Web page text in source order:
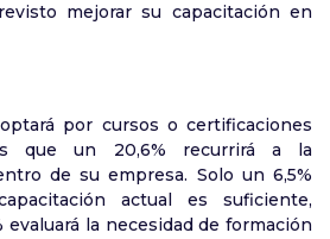
mejorar su capacitación en
por cursos o certificaciones
que un 20,6% recurrirá a la
de su empresa. Solo un 6,5%
actual es suficiente,
evaluará la necesidad de formación